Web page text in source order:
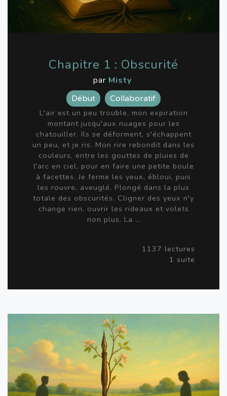
Chapitre 1 : Obscurité
par Misty
Début
Collaboratif
L'air est un peu trouble, mon expiration
montant jusqu'aux nuages pour les
chatouiller. Ils se déforment, s'échappent
un peu, et je ris. Mon rire rebondit dans les
couleurs, entre les gouttes de pluies de
l'arc en ciel, pour en faire une petite boule
à facettes. Je ferme les yeux, ébloui, puis
les rouvre, aveuglé. Plongé dans la plus
totale des obscurités. Cligner des yeux n'y
change rien, ouvrir les rideaux et volets
non plus. La …
1137 lectures
1 suite